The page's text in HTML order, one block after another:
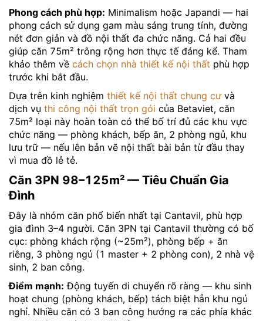
Phong cách phù hợp: Minimalism hoặc Japandi — hai
phong cách sử dụng gam màu sáng trung tính, đường
nét đơn giản và đồ nội thất đa chức năng. Cả hai đều
giúp căn 75m² trông rộng hơn thực tế đáng kể. Tham
khảo thêm về cách chọn nhà thiết kế nội thất phù hợp
trước khi bắt đầu.
Dựa trên kinh nghiệm thiết kế nội thất chung cưvà
dịch vụ thi công nội thất trọn gói của Betaviet, căn
75m² loại này hoàn toàn có thể bố trí đủ các khu vực
chức năng — phòng khách, bếp ăn, 2 phòng ngủ, khu
lưu trữ — nếu lên bản vẽ nội thất bài bản từ đầu thay
vì mua đồ lẻ tẻ.
Căn 3PN 98–125m² — Tiêu Chuẩn Gia
Đình
Đây là nhóm căn phổ biến nhất tại Cantavil, phù hợp
gia đình 3–4 người. Căn 3PN tại Cantavil thường có bố
cục: phòng khách rộng (~25m²), phòng bếp + ăn
riêng, 3 phòng ngủ (1 master + 2 phòng con), 2 nhà vệ
sinh, 2 ban công.
Điểm mạnh: Động tuyến di chuyển rõ ràng — khu sinh
hoạt chung (phòng khách, bếp) tách biệt hẳn khu ngủ
nghỉ. Nhiều căn có 3 ban công hướng ra các phía khác